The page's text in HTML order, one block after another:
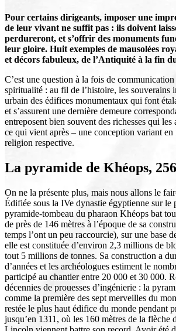
Pour certains dirigeants, imposer une
de leur vivant ne suffit pas : ils doivent
perdureront, et s’offrir des monuments
leur gloire. Huit exemples de mausolées
et décors fabuleux, de l’Antiquité à la fin
C’est une question à la fois de
spiritualité : au fil de l’histoire, les souverains
urbain des édifices monumentaux qui font
et s’assurent une dernière demeure
entreposent bien souvent des richesses qui les
ce qui vient après – une conception variant
religion respective.
La pyramide de Khéops,
On ne la présente plus, mais nous allons le
Édifiée sous la IVe dynastie égyptienne sur le
pyramide-tombeau du pharaon Khéops bat
de près de 146 mètres à l’époque de sa
temps l’ont un peu raccourcie), sur une base
elle est constituée d’environ 2,3 millions de
tout 5 millions de tonnes. Sa construction a
d’années et les archéologues estiment le
participé au chantier entre 20 000 et 30 000.
décennies de prouesses d’ingénierie : la
comme la première des sept merveilles du
restée le plus haut édifice du monde pendant
jusqu’en 1311, où les 160 mètres de la flèche